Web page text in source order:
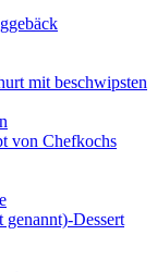
mit beschwipsten
von Chefkochs
Dessert